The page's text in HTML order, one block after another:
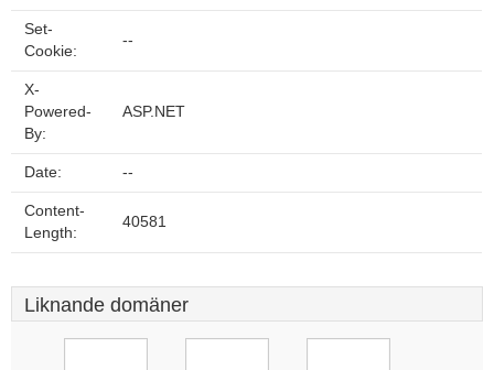
Set-
Cookie:
--
X-
Powered-
By:
ASP.NET
Date: --
Content-
Length:
40581
Liknande domäner